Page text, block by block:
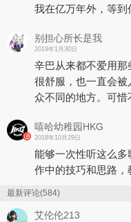
我在亿万年外，等
别担心所长是我
2019年1月30日
辛巴从来都不爱用那
很舒服，也一直会
众不同的地方。可惜
嘻哈幼稚园HKG
2018年10月29日
能够一次性听这么多
作中的技巧和思路，
最新评论(584)
艾伦伦213